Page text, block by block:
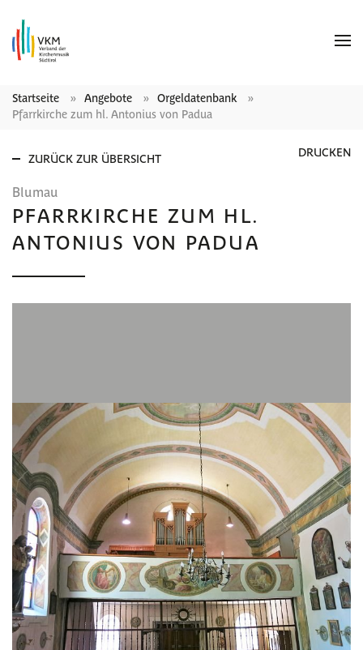
Startseite Angebote
Orgeldatenbank
Pfarrkirche zum hl. Antonius von Padua
ZURÜCK ZUR ÜBERSICHT DRUCKEN
Blumau
PFARRKIRCHE ZUM HL.
ANTONIUS VON PADUA